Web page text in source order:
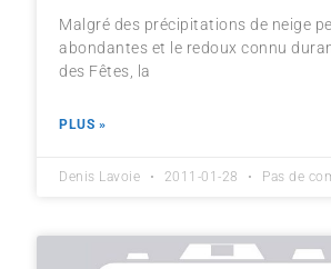
Malgré des précipitations de neige
abondantes et le redoux connu
des Fêtes, la
PLUS »
Denis Lavoie 2011-01-28 Pas de